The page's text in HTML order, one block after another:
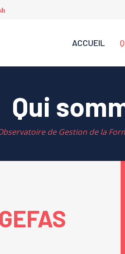
ACCUEIL
Qui
de Gestion de la